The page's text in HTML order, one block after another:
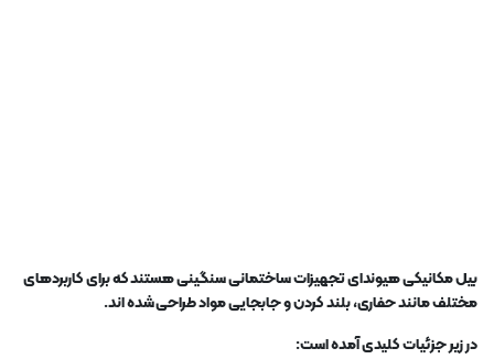
بیل مکانیکی هیوندای تجهیزات ساختمانی سنگینی هستند که برای کاربردهای
مختلف مانند حفاری، بلند کردن و جابجایی مواد طراحی شده اند.
در زیر جزئیات کلیدی آمده است: